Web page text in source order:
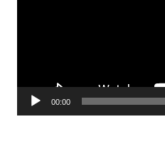
00:00